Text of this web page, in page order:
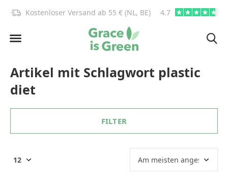
Kostenloser Versand ab 55 € (NL, BE) 4.7
Artikel mit Schlagwort plastic
diet
FILTER